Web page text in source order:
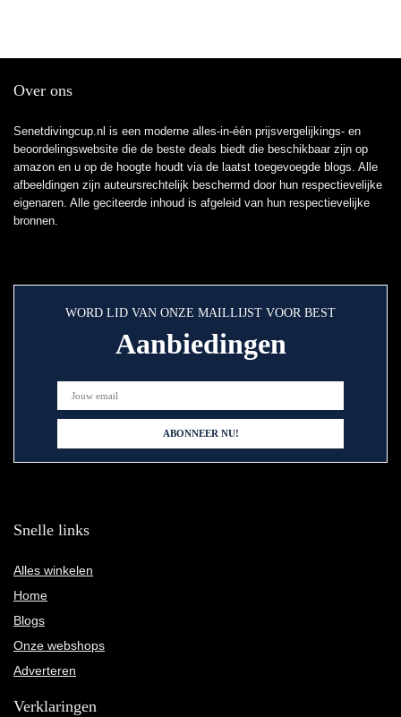
Over ons
Senetdivingcup.nl is een moderne alles-in-één prijsvergelijkings- en
beoordelingswebsite die de beste deals biedt die beschikbaar zijn op
amazon en u op de hoogte houdt via de laatst toegevoegde blogs. Alle
afbeeldingen zijn auteursrechtelijk beschermd door hun respectievelijke
eigenaren. Alle geciteerde inhoud is afgeleid van hun respectievelijke
bronnen.
WORD LID VAN ONZE MAILLIJST VOOR BEST
Aanbiedingen
Snelle links
Alles winkelen
Home
Blogs
Onze webshops
Adverteren
Verklaringen